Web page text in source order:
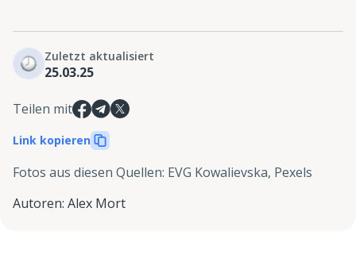
Zuletzt aktualisiert
25.03.25
Teilen mit
Link kopieren
Fotos aus diesen Quellen: EVG Kowalievska, Pexels
Autoren: Alex Mort